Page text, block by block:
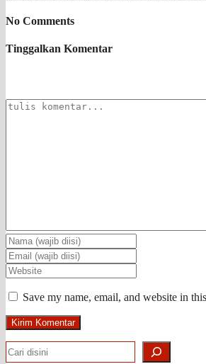
No Comments
Tinggalkan Komentar
Save my name, email, and website in
Search